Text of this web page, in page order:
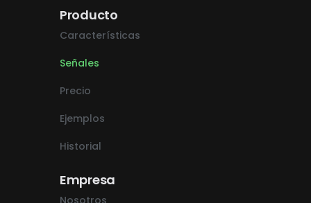
Producto
Características
Señales
Precio
Ejemplos
Historial
Empresa
Nosotros